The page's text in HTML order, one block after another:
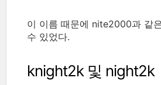
이 이름 때문에 nite2000과 같
수 있었다.
knight2k 및 night2k